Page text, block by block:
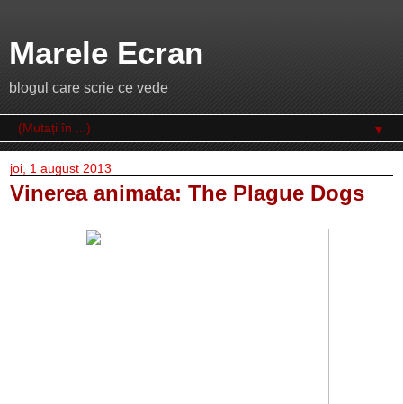
Marele Ecran
blogul care scrie ce vede
▼
joi, 1 august 2013
Vinerea animata: The Plague Dogs